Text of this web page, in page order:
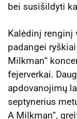
bei susišildyti
Kalėdinį renginį
padangei
Milkman“
fejerverkai.
apdovanojimų
septynerius
A Milkman“,